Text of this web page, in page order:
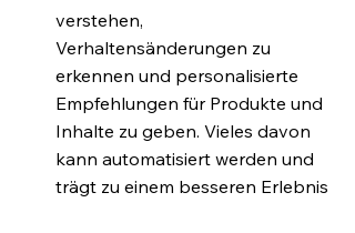
verstehen,
Verhaltensänderungen zu
erkennen und personalisierte
Empfehlungen für Produkte und
Inhalte zu geben. Vieles davon
kann automatisiert werden und
trägt zu einem besseren Erlebnis